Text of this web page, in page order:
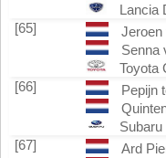
Lancia
[65]
Jeroen
Senna
Toyota
[66]
Pepijn
[67]
Ard